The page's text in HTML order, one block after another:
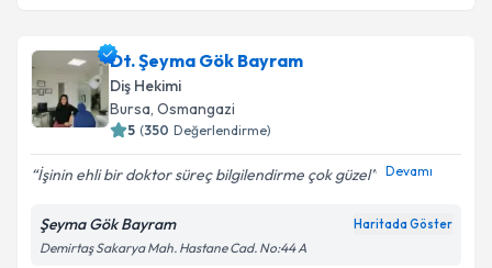
Dt. Şeyma Gök Bayram
Diş Hekimi
Bursa, Osmangazi
5 (350 Değerlendirme)
İşinin ehli bir doktor süreç bilgilendirme çok güzel Devamı
Şeyma Gök Bayram Haritada Göster
Demirtaş Sakarya Mah. Hastane Cad. No:44 A